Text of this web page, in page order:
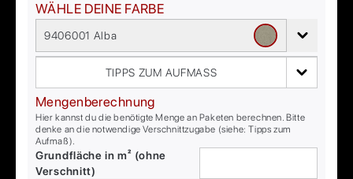
WÄHLE DEINE FARBE
9406001 Alba
TIPPS ZUM AUFMASS
Mengenberechnung
Hier kannst du die benötigte Menge an Paketen berechnen. Bitte
denke an die notwendige Verschnittzugabe (siehe: Tipps zum
Aufmaß).
Grundfläche in m² (ohne
Verschnitt)